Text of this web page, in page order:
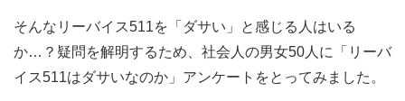
そんなリーバイス511を「ダサい」と感じる人はいる
か…？疑問を解明するため、社会人の男女50人に「リーバ
イス511はダサいなのか」アンケートをとってみました。